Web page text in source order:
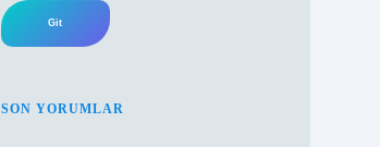
SON YORUMLAR